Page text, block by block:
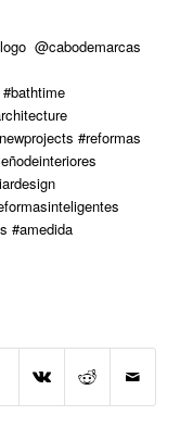
@cabodemarcas
#reformas
#amedida